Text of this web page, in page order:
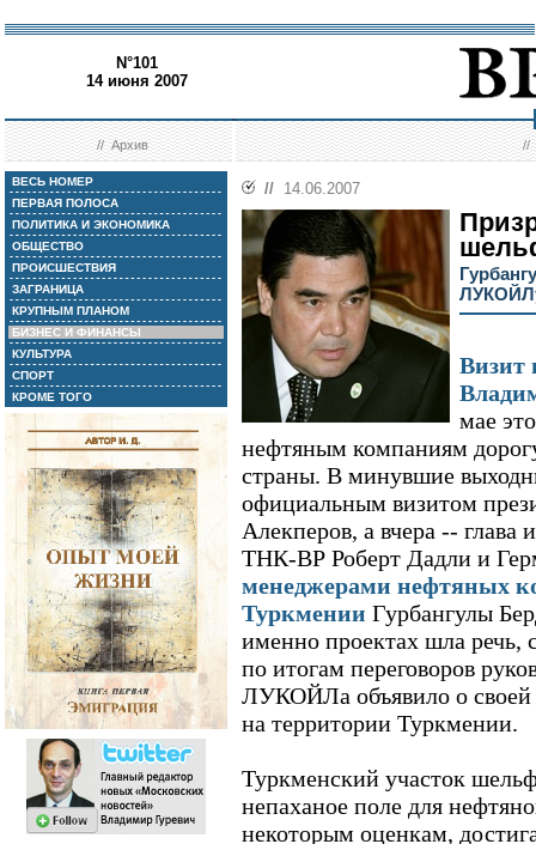
N°101
14 июня 2007
//Архив //
ВЕСЬ НОМЕР
ПЕРВАЯ ПОЛОСА
ПОЛИТИКА И ЭКОНОМИКА
ОБЩЕСТВО
ПРОИСШЕСТВИЯ
ЗАГРАНИЦА
КРУПНЫМ ПЛАНОМ
БИЗНЕС И ФИНАНСЫ
КУЛЬТУРА
СПОРТ
КРОМЕ ТОГО
// 14.06.2007
Визит
мае
нефтяным компаниям
страны. В минувшие
официальным визитом
Алекперов, а вчера --
ТНК-ВР Роберт Дадли и
менеджерами нефтяных
Туркмении Гурбангулы
именно проектах шла речь,
по итогам переговоров
ЛУКОЙЛа объявило о своей
на территории Туркмении.
Туркменский участок
непаханое поле для
некоторым оценкам,